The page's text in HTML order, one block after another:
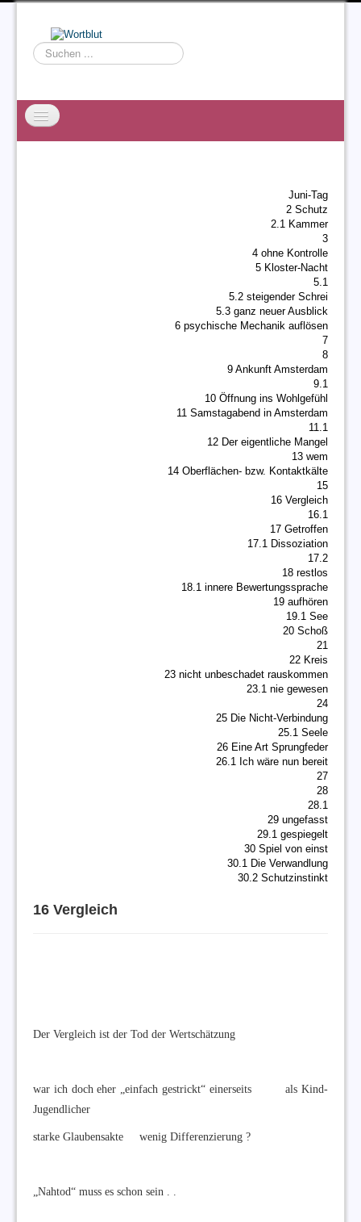
Suchen
...
Juni-Tag
2 Schutz
2.1 Kammer
3
4 ohne Kontrolle
5 Kloster-Nacht
5.1
5.2 steigender Schrei
5.3 ganz neuer Ausblick
6 psychische Mechanik auflösen
7
8
9 Ankunft Amsterdam
9.1
10 Öffnung ins Wohlgefühl
11 Samstagabend in Amsterdam
11.1
12 Der eigentliche Mangel
13 wem
14 Oberflächen- bzw. Kontaktkälte
15
16 Vergleich
16.1
17 Getroffen
17.1 Dissoziation
17.2
18 restlos
18.1 innere Bewertungssprache
19 aufhören
19.1 See
20 Schoß
21
22 Kreis
23 nicht unbeschadet rauskommen
23.1 nie gewesen
24
25 Die Nicht-Verbindung
25.1 Seele
26 Eine Art Sprungfeder
26.1 Ich wäre nun bereit
27
28
28.1
29 ungefasst
29.1 gespiegelt
30 Spiel von einst
30.1 Die Verwandlung
30.2 Schutzinstinkt
16 Vergleich
Der Vergleich ist der Tod der Wertschätzung
war ich doch eher „einfach gestrickt“ einerseits als Kind-
Jugendlicher
starke Glaubensakte wenig Differenzierung ?
„Nahtod“ muss es schon sein . .